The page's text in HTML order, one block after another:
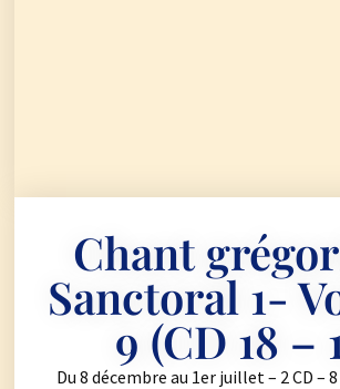
Chant
Sanctoral 1-
9 (CD 18 –
Du 8 décembre au 1er juillet – 2 CD –